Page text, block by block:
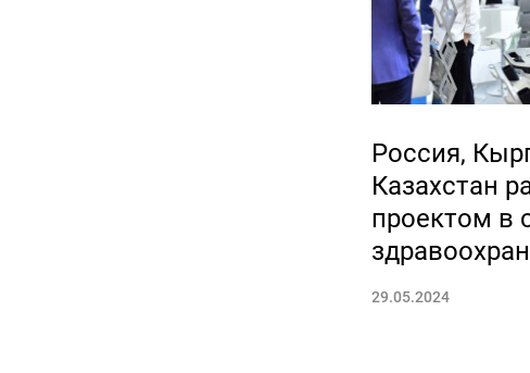
Россия,
Казахстан
проектом в
29.05.2024